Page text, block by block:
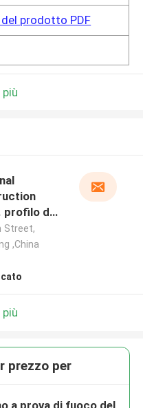
prodotto PDF
profilo del
Street,
,China
prezzo per